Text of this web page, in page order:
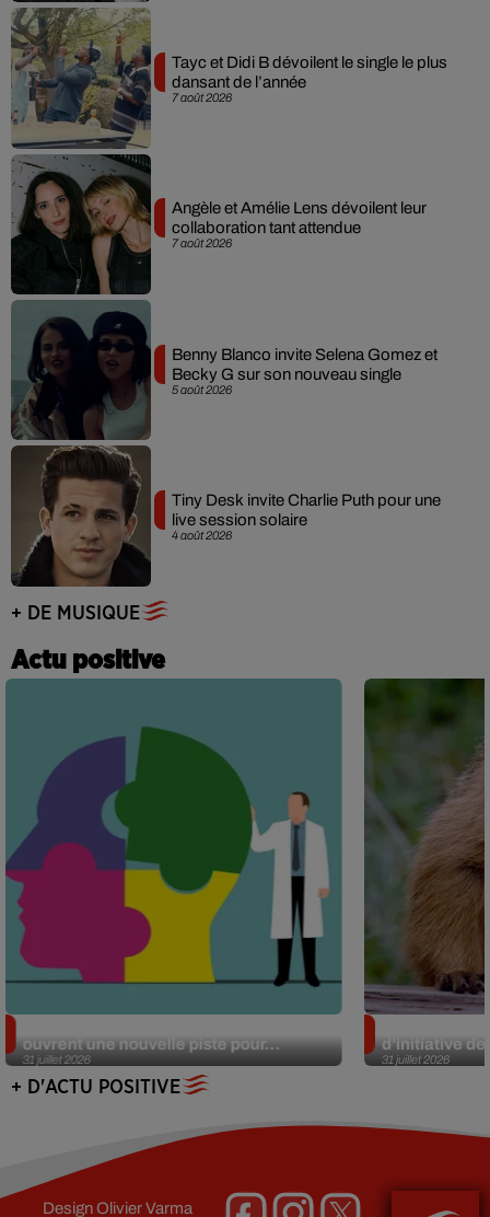
7 août 2026
Tayc et Didi B dévoilent le single le plus
dansant de l’année
7 août 2026
Angèle et Amélie Lens dévoilent leur
collaboration tant attendue
5 août 2026
Benny Blanco invite Selena Gomez et
Becky G sur son nouveau single
4 août 2026
Tiny Desk invite Charlie Puth pour une
live session solaire
+ DE MUSIQUE
Actu positive
31 juillet 2026
ouvrent une nouvelle piste pour...
31 juillet 2026
d’initiative
+ D'ACTU POSITIVE
DesignOlivier Varma